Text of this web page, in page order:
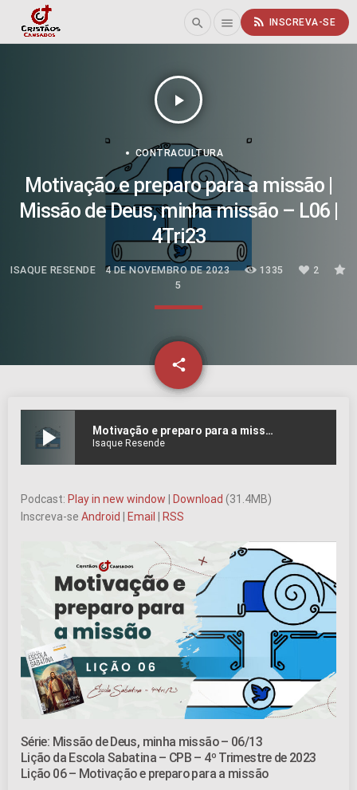
search menu rss_feed INSCREVA-SE
play_arrow
CONTRACULTURA
Motivação e preparo para a missão |
Missão de Deus, minha missão – L06 |
4Tri23
ISAQUE RESENDE 4 DE NOVEMBRO DE 2023 1335
2
5
share
email
play_arrow Motivação e preparo para a missão | Missão de Deus, minha missão – L06 | 4Tri23
Isaque Resende
Podcast: Play in new window Download (31.4MB)
Inscreva-se Android Email RSS
Série: Missão de Deus, minha missão – 06/13
Lição da Escola Sabatina – CPB – 4º Trimestre de 2023
Lição 06 – Motivação e preparo para a missão